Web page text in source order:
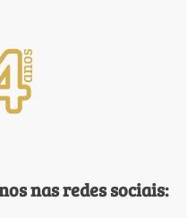
nas redes sociais: